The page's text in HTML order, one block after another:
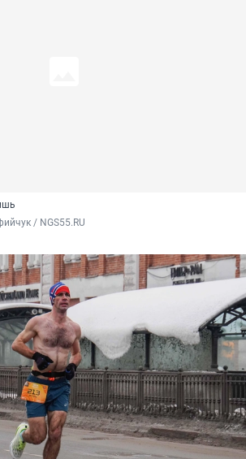
/ NGS55.RU